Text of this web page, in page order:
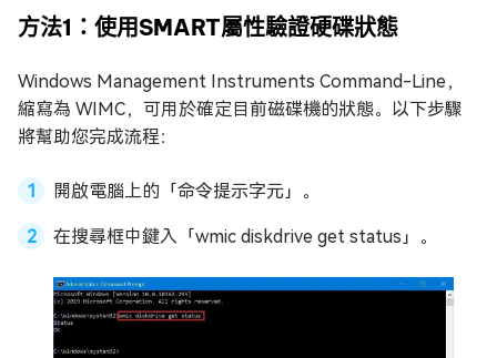
方法1：使用SMART屬性驗證硬碟狀態
Windows Management Instruments Command-Line，
縮寫為 WIMC，可用於確定目前磁碟機的狀態。以下步驟
將幫助您完成流程：
開啟電腦上的「命令提示字元」。
在搜尋框中鍵入「wmic diskdrive get status」。